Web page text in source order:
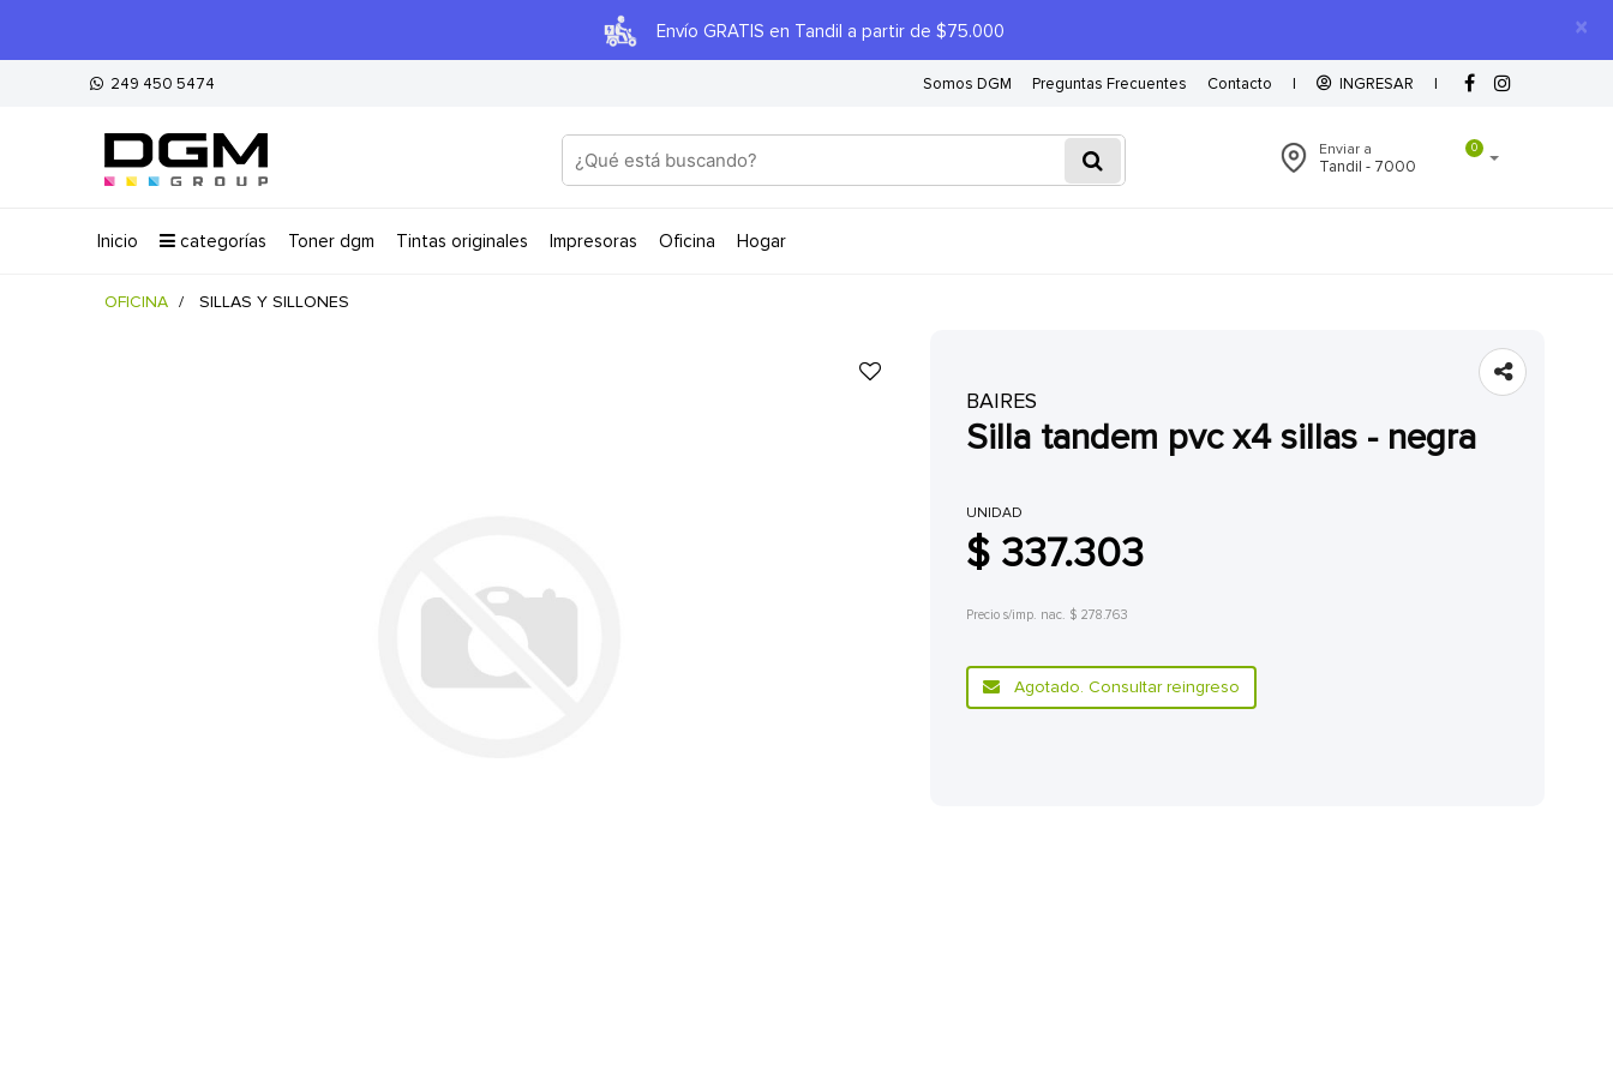
×
Envío GRATIS en Tandil a partir de $75.000
249 450 5474 Somos DGM Preguntas Frecuentes Contacto | INGRESAR |
0
Enviar a
Tandil - 7000
inicio categorías toner dgm tintas originales impresoras oficina hogar
OFICINA SILLAS Y SILLONES
BAIRES
silla tandem pvc x4 sillas - negra
UNIDAD
$ 337.303
Precio s/imp. nac. $ 278.763
Agotado. Consultar reingreso